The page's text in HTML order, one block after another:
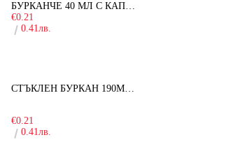
БУРКАНЧЕ 40 МЛ С КАПАЧКА
€0.21
0.41лв.
СТЪКЛЕН БУРКАН 190МЛ ЗА ДЕТСКА КУХНЯ
€0.21
0.41лв.